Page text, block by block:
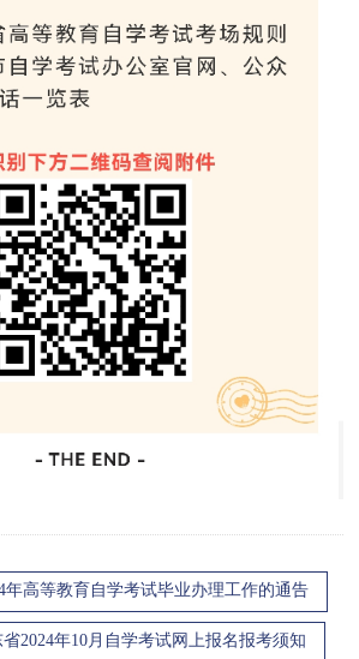
年高等教育自学考试毕业办理工作的通告
2024年10月自学考试网上报名报考须知